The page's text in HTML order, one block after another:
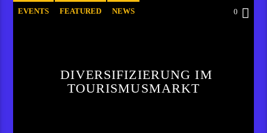
EVENTS FEATURED NEWS 0
DIVERSIFIZIERUNG IM
TOURISMUSMARKT